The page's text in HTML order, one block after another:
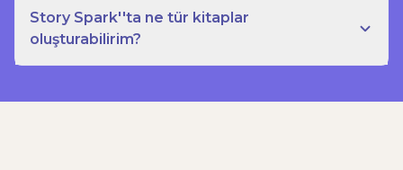
Story Spark''ta ne tür kitaplar
oluşturabilirim?